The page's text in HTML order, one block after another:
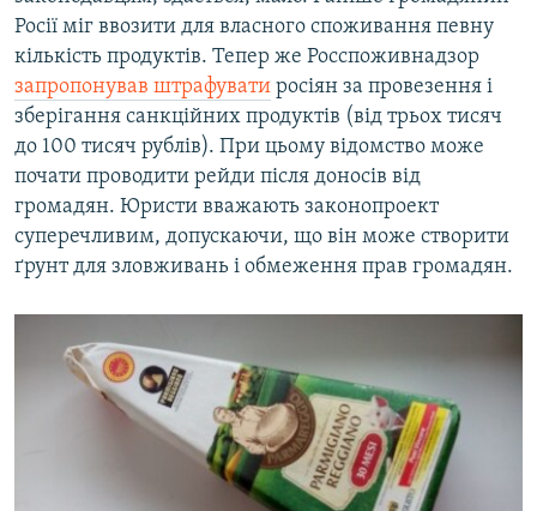
Росії міг ввозити для власного споживання певну
кількість продуктів. Тепер же Росспоживнадзор
запропонував штрафувати росіян за провезення і
зберігання санкційних продуктів (від трьох тисяч
до 100 тисяч рублів). При цьому відомство може
почати проводити рейди після доносів від
громадян. Юристи вважають законопроект
суперечливим, допускаючи, що він може створити
ґрунт для зловживань і обмеження прав громадян.